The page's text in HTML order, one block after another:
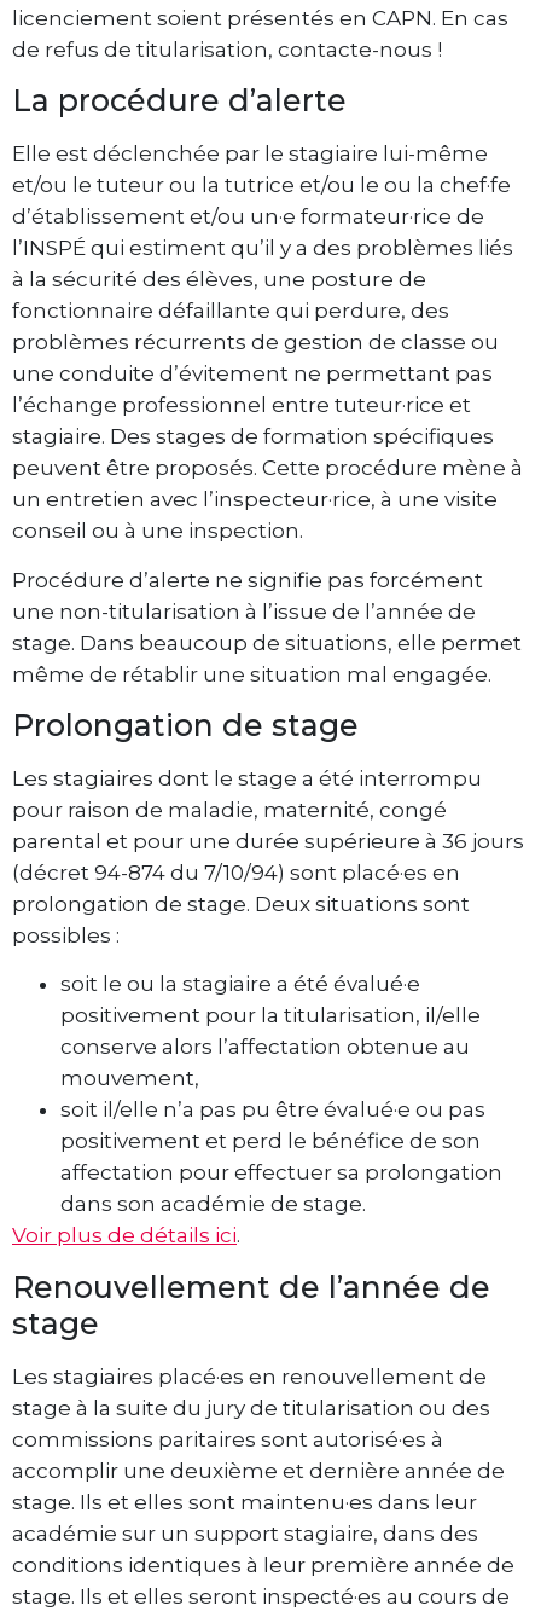
licenciement soient ­présentés en CAPN. En cas
de refus de titularisation, contacte-nous !
La procédure d’alerte
Elle est déclenchée par le stagiaire lui-même
et/ou le tuteur ou la tutrice et/ou le ou la chef·fe
d’établissement et/ou un·e formateur·rice de
l’INSPÉ qui estiment qu’il y a des problèmes liés
à la sécurité des élèves, une posture de
fonctionnaire défaillante qui perdure, des
problèmes récurrents de gestion de classe ou
une conduite d’évitement ne permettant pas
l’échange professionnel entre tuteur·rice et
stagiaire. Des stages de formation spécifiques
peuvent être proposés. Cette procédure mène à
un entretien avec l’inspecteur·rice, à une visite
conseil ou à une inspection.
Procédure d’alerte ne signifie pas forcément
une non-titularisation à l’issue de l’année de
stage. Dans beaucoup de situations, elle permet
même de rétablir une situation mal engagée.
Prolongation de stage
Les stagiaires dont le stage a été interrompu
pour raison de maladie, maternité, congé
parental et pour une durée supérieure à 36 jours
(décret 94-874 du 7/10/94) sont placé·es en
prolongation de stage. Deux situations sont
possibles :
soit le ou la stagiaire a été évalué·e
positivement pour la titularisation, il/elle
conserve alors l’affectation obtenue au
mouvement,
soit il/elle n’a pas pu être évalué·e ou pas
positivement et perd le bénéfice de son
affectation pour effectuer sa prolongation
dans son académie de stage.
Voir plus de détails ici.
Renouvellement de l’année de
stage
Les stagiaires placé·es en renouvellement de
stage à la suite du jury de titularisation ou des
commissions paritaires sont autorisé·es à
accomplir une deuxième et dernière année de
stage. Ils et elles sont maintenu·es dans leur
académie sur un support stagiaire, dans des
conditions identiques à leur première année de
stage. Ils et elles seront inspecté·es au cours de